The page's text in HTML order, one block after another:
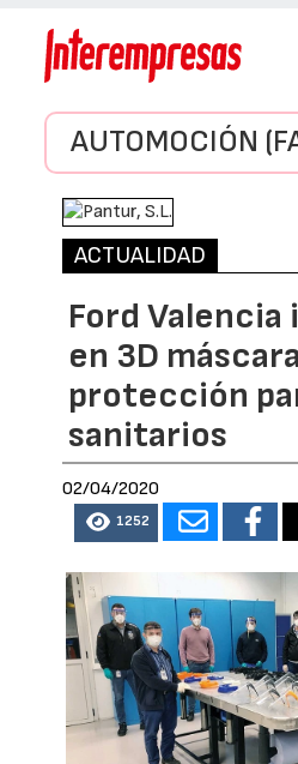
AUTOMOCIÓN
ACTUALIDAD
Ford Valencia
en 3D
protección
sanitarios
02/04/2020
1252